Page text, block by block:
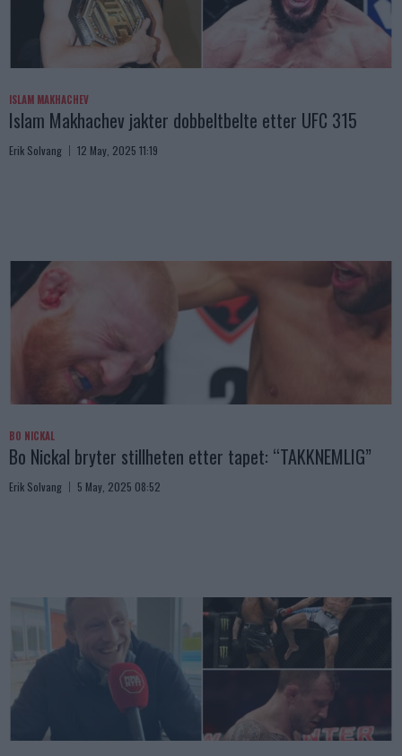
ISLAM MAKHACHEV
Islam Makhachev jakter dobbeltbelte etter UFC 315
Erik Solvang 12 May, 2025 11:19
BO NICKAL
Bo Nickal bryter stillheten etter tapet: “TAKKNEMLIG”
Erik Solvang 5 May, 2025 08:52